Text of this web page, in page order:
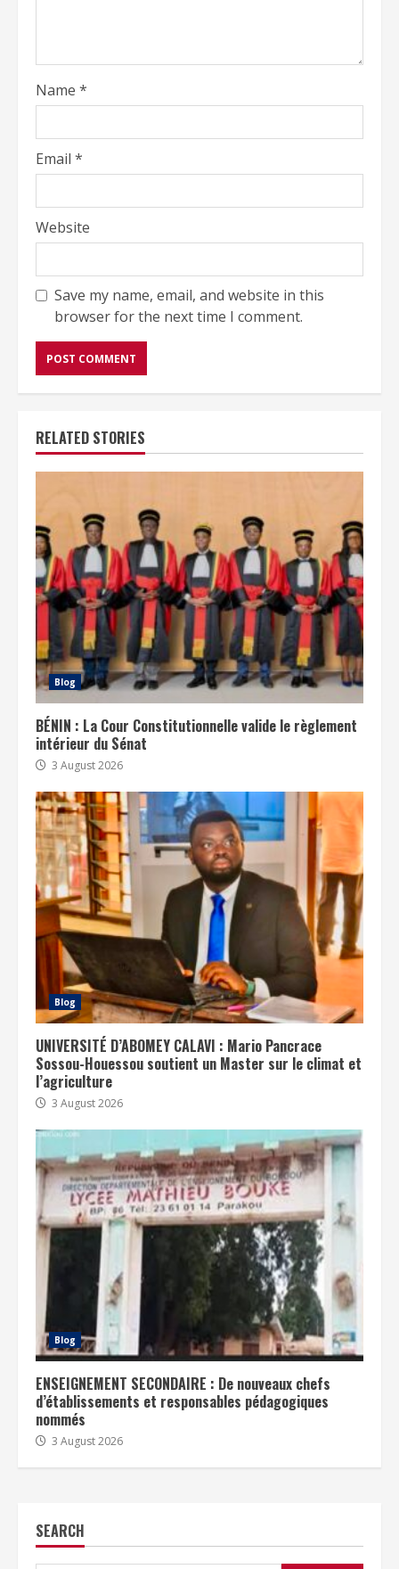
Name *
Email *
Website
Save my name, email, and website in this
browser for the next time I comment.
RELATED STORIES
Blog
BÉNIN : La Cour Constitutionnelle valide le règlement
intérieur du Sénat
3 August 2026
Blog
UNIVERSITÉ D’ABOMEY CALAVI : Mario Pancrace
Sossou-Houessou soutient un Master sur le climat et
l’agriculture
3 August 2026
Blog
ENSEIGNEMENT SECONDAIRE : De nouveaux chefs
d’établissements et responsables pédagogiques
nommés
3 August 2026
SEARCH